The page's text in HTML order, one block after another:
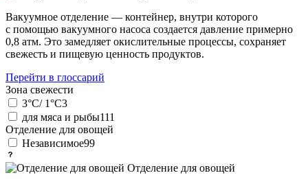
Вакуумное отделение — контейнер, внутри которого
с помощью вакуумного насоса создается давление примерно
0,8 атм. Это замедляет окислительные процессы, сохраняет
свежесть и пищевую ценность продуктов.
Перейти в глоссарий
Зона свежести
3°C/ 1°C3
для мяса и рыбы111
Отделение для овощей
Независимое99
Отделение для овощей